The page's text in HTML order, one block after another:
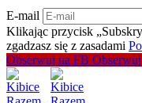
E-mail
Klikając przycisk
zgadzasz się z zasadami
Obserwuj na FB